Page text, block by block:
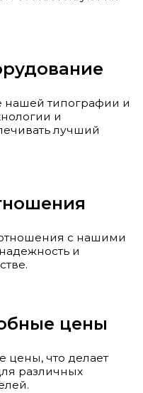
нашей типографии и
и
лучший
с нашими
и
цены
цены, что делает
различных